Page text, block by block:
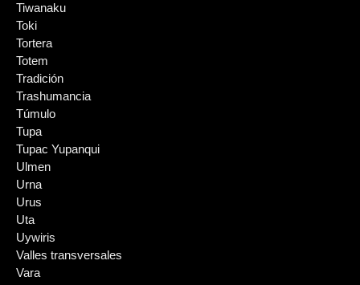
Tiwanaku
Toki
Tortera
Totem
Tradición
Trashumancia
Túmulo
Tupa
Tupac Yupanqui
Ulmen
Urna
Urus
Uta
Uywiris
Valles transversales
Vara